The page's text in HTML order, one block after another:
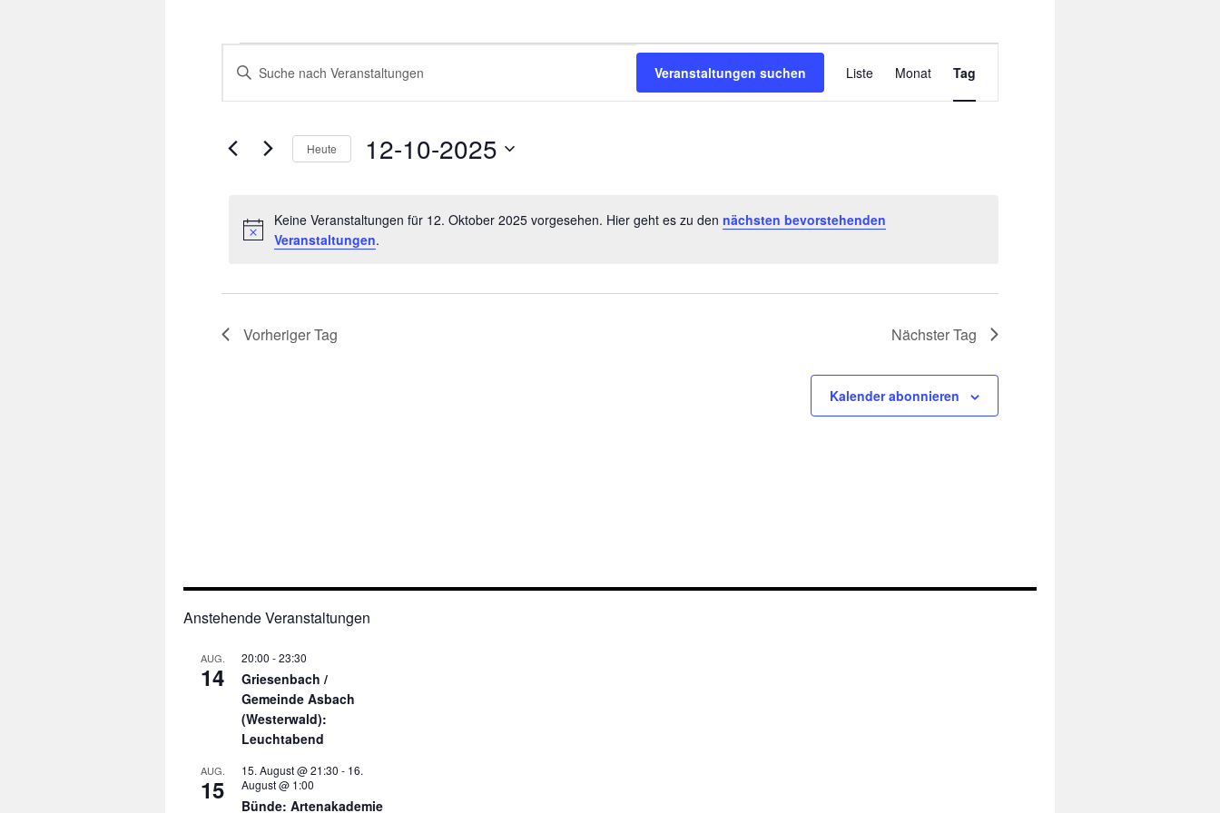
Veranstaltungen
für
12.
Oktober
Keine Veranstaltungen für 12. Oktober 2025 vorgesehen. Hier geht es zu den nächsten bevorstehenden
Veranstaltungen.
Veranstaltungen
Suche
und
Ansichten,
Bitte
Schlüsselwort
Veranstaltungen
Schlüsselwort.
Veranstaltungen suchen
Ansichten-
Navigation
Liste Monat Tag
Heute 12-10-2025
Vorheriger Tag Nächster Tag
Kalender abonnieren
Anstehende Veranstaltungen
AUG.
14
20:00 -23:30
Griesenbach /
Gemeinde Asbach
(Westerwald):
Leuchtabend
AUG.
15
15. August @ 21:30 - 16.
August @ 1:00
Bünde: Artenakademie